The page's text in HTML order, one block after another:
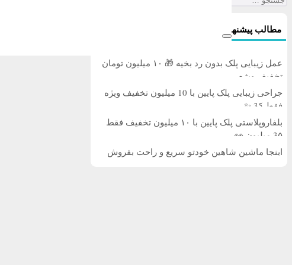
برای:
مطالب پیشنهادی
عمل زیبایی پلک بدون رد بخیه 🎁 ۱۰ میلیون تومان
تخفیف ویژه
جراحی زیبایی پلک پایین با 10 میلیون تخفیف ویژه
فقط 35 ✨
بلفاروپلاستی پلک پایین با ۱۰ میلیون تخفیف فقط
3۵ میلیون 👀
ابنجا ماشین شاهین خودتو سریع و راحت بفروش